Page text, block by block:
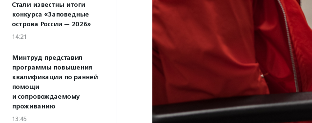
Стали известны итоги
конкурса «Заповедные
острова России — 2026»
14:21
Минтруд представил
программы повышения
квалификации по ранней
помощи
и сопровождаемому
проживанию
13:45